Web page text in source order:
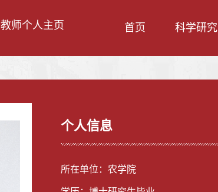
教师个人主页 首页 科学研究
个人信息
所在单位：农学院